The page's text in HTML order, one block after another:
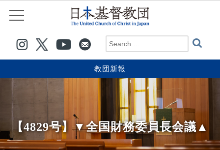
教団新報
【4829号】▼全国財務委員長会議▲